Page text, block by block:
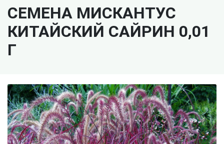
СЕМЕНА МИСКАНТУС
КИТАЙСКИЙ САЙРИН 0,01
Г